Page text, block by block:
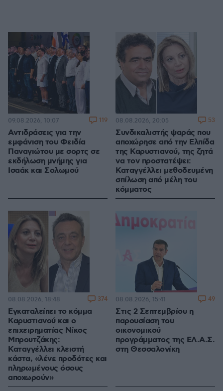
Αντιδράσεις για την
εμφάνιση του Φειδία
Παναγιώτου με σορτς σε
εκδήλωση μνήμης για
Ισαάκ και Σολωμού
09.08.2026, 10:07 119
Συνδικαλιστής ψαράς που
αποχώρησε από την Ελπίδα
της Καρυστιανού, της ζητά
να τον προστατέψει:
Καταγγέλλει μεθοδευμένη
σπίλωση από μέλη του
κόμματος
08.08.2026, 20:05 53
Εγκαταλείπει το κόμμα
Καρυστιανού και ο
επιχειρηματίας Νίκος
Μπρουτζάκης:
Καταγγέλλει κλειστή
κάστα, «λένε προδότες και
πληρωμένους όσους
αποχωρούν»
08.08.2026, 18:48 374
Στις 2 Σεπτεμβρίου η
παρουσίαση του
οικονομικού
προγράμματος της ΕΛ.Α.Σ.
στη Θεσσαλονίκη
08.08.2026, 15:41 49